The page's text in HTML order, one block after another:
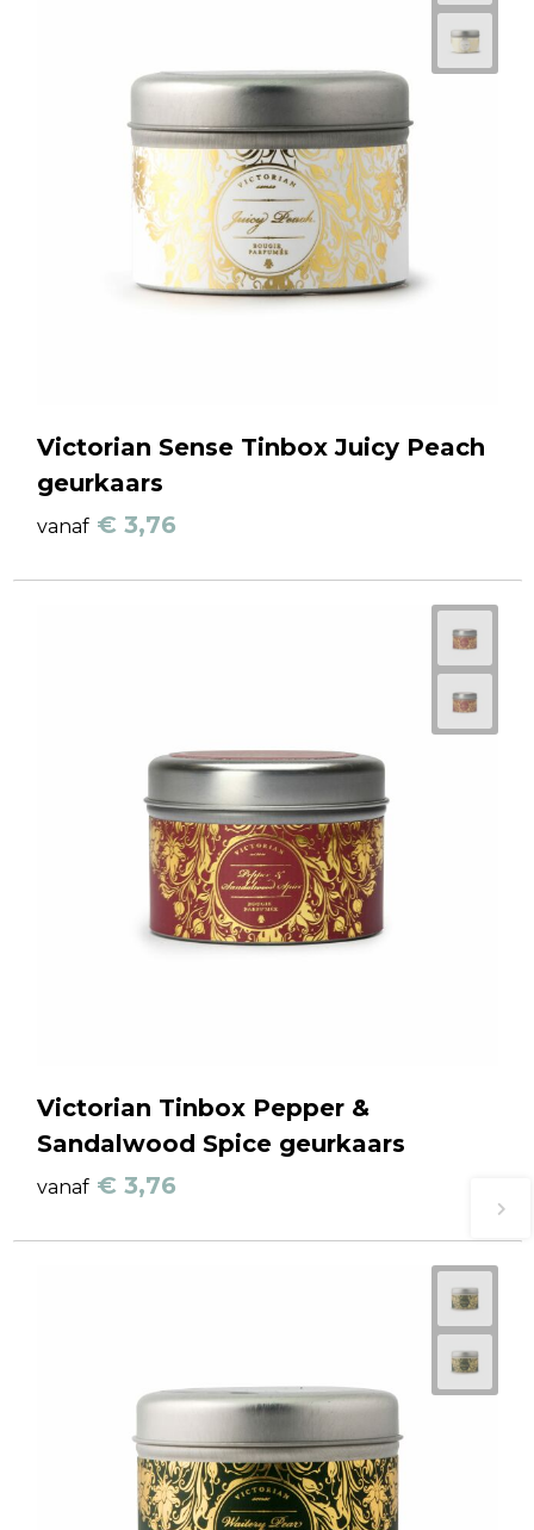
Victorian Sense Tinbox Juicy Peach
geurkaars
vanaf € 3,76
Victorian Tinbox Pepper &
Sandalwood Spice geurkaars
vanaf € 3,76